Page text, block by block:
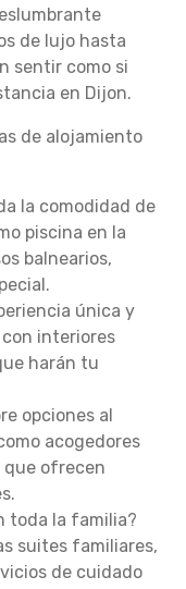
de lujo hasta
sentir como si
en Dijon.
de alojamiento
la comodidad de
piscina en la
balnearios,
única y
interiores
harán tu
opciones al
acogedores
que ofrecen
toda la familia?
suites familiares,
de cuidado